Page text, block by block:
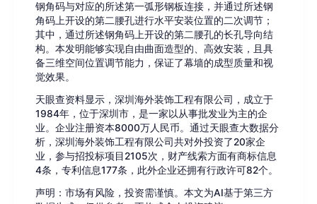
钢角码与对应的所述第一弧形钢板连接，并通过所述钢
角码上开设的第二腰孔进行水平安装位置的二次调节；
其中，通过所述钢角码上开设的第二腰孔的长孔导向结
构。本发明能够实现自由曲面造型的、高效安装，且具
备三维空间位置调节能力，保证了幕墙的成型质量和视
觉效果。
天眼查资料显示，深圳海外装饰工程有限公司，成立于
1984年，位于深圳市，是一家以从事批发业为主的企
业。企业注册资本8000万人民币。通过天眼查大数据分
析，深圳海外装饰工程有限公司共对外投资了20家企
业，参与招投标项目2105次，财产线索方面有商标信息
4条，专利信息177条，此外企业还拥有行政许可82个。
声明：市场有风险，投资需谨慎。本文为AI基于第三方